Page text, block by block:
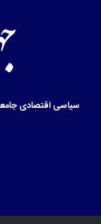
سیاسیاقتصادی